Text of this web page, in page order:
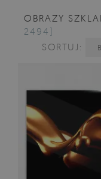
OBRAZY
2494]
SORTUJ: